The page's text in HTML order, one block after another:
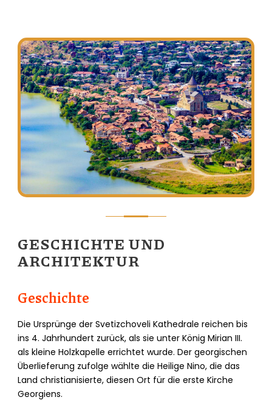
GESCHICHTE UND
ARCHITEKTUR
Geschichte
Die Ursprünge der Svetizchoveli Kathedrale reichen bis
ins 4. Jahrhundert zurück, als sie unter König Mirian III.
als kleine Holzkapelle errichtet wurde. Der georgischen
Überlieferung zufolge wählte die Heilige Nino, die das
Land christianisierte, diesen Ort für die erste Kirche
Georgiens.